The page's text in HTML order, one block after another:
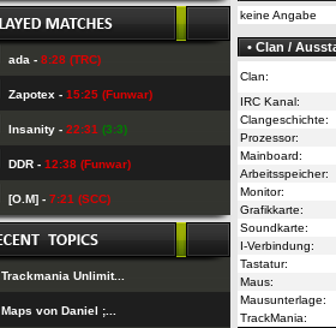
ada - 8:28 (TRC)
Zapotex - 15:25 (Funwar)
Insanity - 22:31 (3:3)
DDR - 12:38 (Funwar)
[O.M] - 7:21 (SCC)
Trackmania Unlimit...
Maps von Daniel ;...
keine Angabe
• Clan /
Clan:
IRC Kanal:
Clangeschichte:
Prozessor:
Mainboard:
Arbeitsspeicher:
Monitor:
Grafikkarte:
Soundkarte:
I-Verbindung:
Tastatur:
Maus:
Mausunterlage:
TrackMania: